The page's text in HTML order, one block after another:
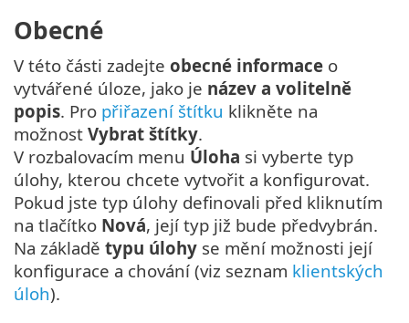
Obecné
V této části zadejte obecné informace o
vytvářené úloze, jako je název a volitelně
popis. Pro přiřazení štítku klikněte na
možnost Vybrat štítky.
V rozbalovacím menu Úloha si vyberte typ
úlohy, kterou chcete vytvořit a konfigurovat.
Pokud jste typ úlohy definovali před kliknutím
na tlačítko Nová, její typ již bude předvybrán.
Na základě typu úlohy se mění možnosti její
konfigurace a chování (viz seznam klientských
úloh).